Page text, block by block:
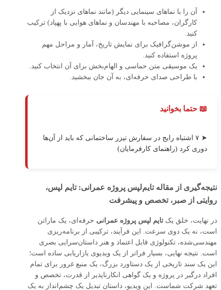
آن را با نماهای سینمایی دیگر (مانند نماهای نزدیک از
کارگران، مصاحبه با مهندسان و نماهای هوایی با پهپاد) ترکیب
کنید.
از موشن‌گرافیک برای نمایش تاریخ، آمار و مراحل مهم
پروژه استفاده کنید.
یک موسیقی متن حماسی و الهام‌بخش برای آن انتخاب کنید.
با طراحی صدای حرفه‌ای، به آن جان ببخشید.
📖 حتما بخوانید
➤ ۷ اشتباه رایج در سفارش تیزر ساختمانی که باید از آن‌ها
دوری کرد (راهنمای کارفرمایان)
نتیجه‌گیری از مقاله تایم‌لپس پروژه‌ عمرانی: تایم‌ لپس،
روایتی از صبر، تخصص و پیشرفت
در نهایت، خلق یک تایم‌ لپس پروژه‌ عمرانی حرفه‌ای، یک ماراتن
است، نه یک دوی سرعت. این فرآیند، ترکیبی از برنامه‌ریزی
مهندسی‌شده، تکنولوژی قابل اعتماد و هنر داستان‌سرایی بصری
است. نتیجه نهایی، بسیار فراتر از یک ویدیوی بازاریابی ساده است؛
این یک سند تاریخی از یک دستاورد بزرگ، یک منبع غرور برای تمام
افراد درگیر در پروژه و یک گواهی انکارناپذیر از قدرت، تخصص و
تعهد شرکت شماست. این ویدیو، داستان تبدیل یک چشم‌انداز به یک